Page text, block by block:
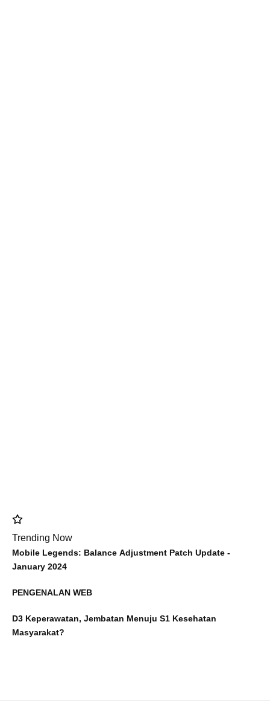
Trending Now
Mobile Legends: Balance Adjustment Patch Update -
January 2024
PENGENALAN WEB
D3 Keperawatan, Jembatan Menuju S1 Kesehatan
Masyarakat?